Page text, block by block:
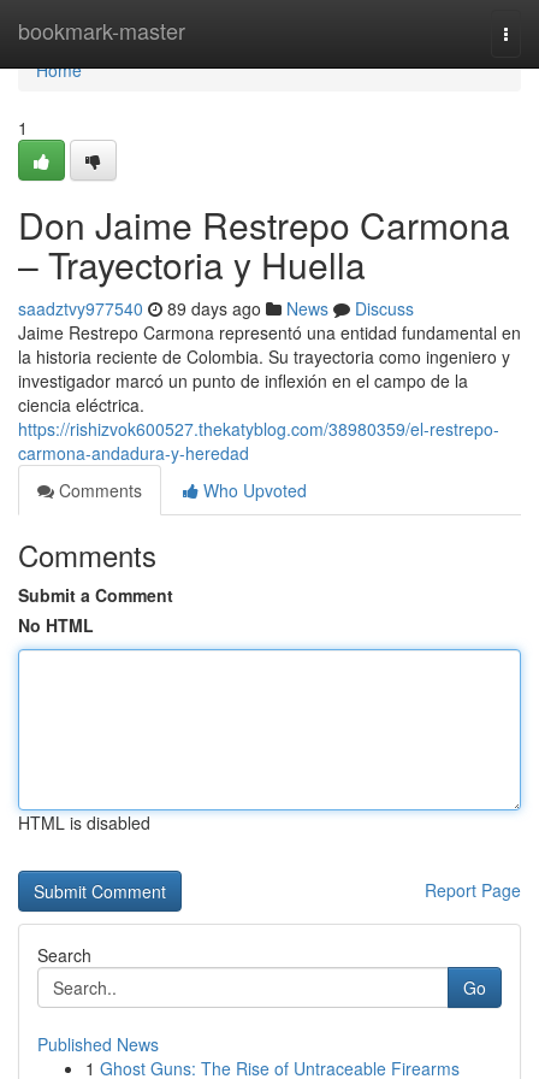
bookmark-master
Home
Home
1
Don Jaime Restrepo Carmona
– Trayectoria y Huella
saadztvy977540 89 days ago News
Discuss
Jaime Restrepo Carmona representó una entidad fundamental en
la historia reciente de Colombia. Su trayectoria como ingeniero y
investigador marcó un punto de inflexión en el campo de la
ciencia eléctrica.
https://rishizvok600527.thekatyblog.com/38980359/el-restrepo-
carmona-andadura-y-heredad
Comments
Who Upvoted
Comments
Submit a Comment
No HTML
HTML is disabled
Report Page
Search
Go
Published News
1 Ghost Guns: The Rise of Untraceable Firearms